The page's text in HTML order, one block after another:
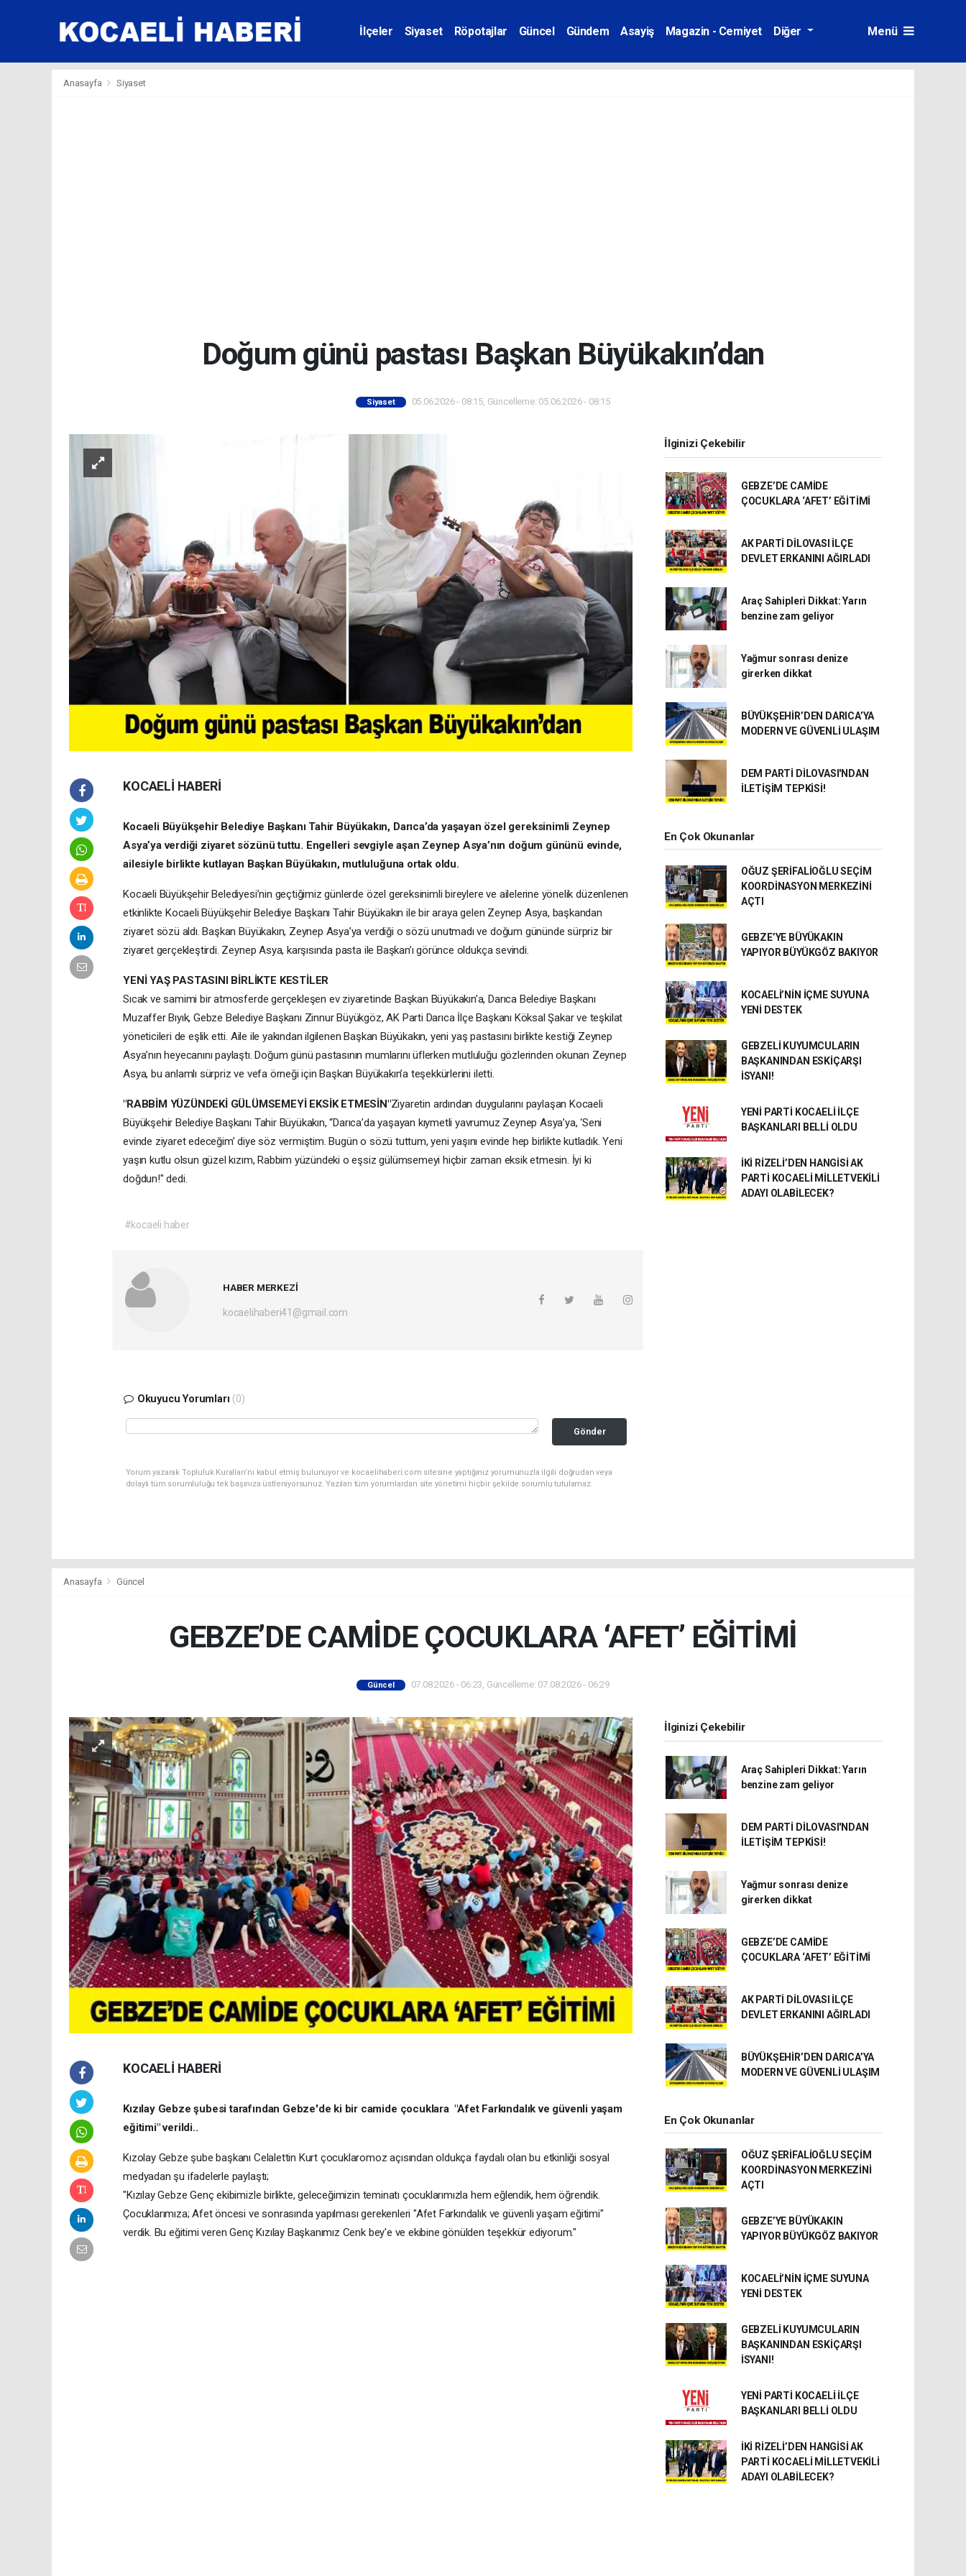
İlçeler Siyaset Röpotajlar Güncel Gündem Asayiş Magazin - Cemiyet Diğer Menü
Anasayfa Siyaset
Doğum günü pastası Başkan Büyükakın’dan
Siyaset 05.06.2026 - 08:15, Güncelleme: 05.06.2026 - 08:15
KOCAELİ HABERİ
Kocaeli Büyükşehir Belediye Başkanı Tahir Büyükakın, Darıca’da yaşayan özel gereksinimli Zeynep
Asya’ya verdiği ziyaret sözünü tuttu. Engelleri sevgiyle aşan Zeynep Asya’nın doğum gününü evinde,
ailesiyle birlikte kutlayan Başkan Büyükakın, mutluluğuna ortak oldu.
Kocaeli Büyükşehir Belediyesi’nin geçtiğimiz günlerde özel gereksinimli bireylere ve ailelerine yönelik düzenlenen
etkinlikte Kocaeli Büyükşehir Belediye Başkanı Tahir Büyükakın ile bir araya gelen Zeynep Asya, başkandan
ziyaret sözü aldı. Başkan Büyükakın, Zeynep Asya’ya verdiği o sözü unutmadı ve doğum gününde sürpriz bir
ziyaret gerçekleştirdi. Zeynep Asya, karşısında pasta ile Başkan’ı görünce oldukça sevindi.
YENİ YAŞ PASTASINI BİRLİKTE KESTİLER
Sıcak ve samimi bir atmosferde gerçekleşen ev ziyaretinde Başkan Büyükakın’a, Darıca Belediye Başkanı
Muzaffer Bıyık, Gebze Belediye Başkanı Zinnur Büyükgöz, AK Parti Darıca İlçe Başkanı Köksal Şakar ve teşkilat
yöneticileri de eşlik etti. Aile ile yakından ilgilenen Başkan Büyükakın, yeni yaş pastasını birlikte kestiği Zeynep
Asya’nın heyecanını paylaştı. Doğum günü pastasının mumlarını üflerken mutluluğu gözlerinden okunan Zeynep
Asya, bu anlamlı sürpriz ve vefa örneği için Başkan Büyükakın’a teşekkürlerini iletti.
"RABBİM YÜZÜNDEKİ GÜLÜMSEMEYİ EKSİK ETMESİN"Ziyaretin ardından duygularını paylaşan Kocaeli
Büyükşehir Belediye Başkanı Tahir Büyükakın, “Darıca’da yaşayan kıymetli yavrumuz Zeynep Asya’ya, ‘Seni
evinde ziyaret edeceğim’ diye söz vermiştim. Bugün o sözü tuttum, yeni yaşını evinde hep birlikte kutladık. Yeni
yaşın kutlu olsun güzel kızım, Rabbim yüzündeki o eşsiz gülümsemeyi hiçbir zaman eksik etmesin. İyi ki
doğdun!" dedi.
#kocaeli haber
HABER MERKEZİ
kocaelihaberi41@gmail.com
Okuyucu Yorumları (0)
Gönder
Yorum yazarak Topluluk Kuralları’nı kabul etmiş bulunuyor ve kocaelihaberi.com sitesine yaptığınız yorumunuzla ilgili doğrudan veya
dolaylı tüm sorumluluğu tek başınıza üstleniyorsunuz. Yazılan tüm yorumlardan site yönetimi hiçbir şekilde sorumlu tutulamaz.
İlginizi Çekebilir
GEBZE’DE CAMİDE
ÇOCUKLARA ‘AFET’ EĞİTİMİ
AK PARTİ DİLOVASI İLÇE
DEVLET ERKANINI AĞIRLADI
Araç Sahipleri Dikkat: Yarın
benzine zam geliyor
Yağmur sonrası denize
girerken dikkat
BÜYÜKŞEHİR’DEN DARICA’YA
MODERN VE GÜVENLİ ULAŞIM
DEM PARTİ DİLOVASI'NDAN
İLETİŞİM TEPKİSİ!
En Çok Okunanlar
OĞUZ ŞERİFALİOĞLU SEÇİM
KOORDİNASYON MERKEZİNİ
AÇTI
GEBZE’YE BÜYÜKAKIN
YAPIYOR BÜYÜKGÖZ BAKIYOR
KOCAELİ’NİN İÇME SUYUNA
YENİ DESTEK
GEBZELİ KUYUMCULARIN
BAŞKANINDAN ESKİÇARŞI
İSYANI!
YENİ PARTİ KOCAELİ İLÇE
BAŞKANLARI BELLİ OLDU
İKİ RİZELİ’DEN HANGİSİ AK
PARTİ KOCAELİ MİLLETVEKİLİ
ADAYI OLABİLECEK?
Anasayfa Güncel
GEBZE’DE CAMİDE ÇOCUKLARA ‘AFET’ EĞİTİMİ
Güncel 07.08.2026 - 06:23, Güncelleme: 07.08.2026 - 06:29
KOCAELİ HABERİ
Kızılay Gebze şubesi tarafından Gebze'de ki bir camide çocuklara "Afet Farkındalık ve güvenli yaşam
eğitimi" verildi..
Kızolay Gebze şube başkanı Celalettin Kurt çocuklaromoz açısından oldukça faydalı olan bu etkinliği sosyal
medyadan şu ifadelerle paylaştı;
"Kızılay Gebze Genç ekibimizle birlikte, geleceğimizin teminatı çocuklarımızla hem eğlendik, hem öğrendik.
Çocuklarımıza; Afet öncesi ve sonrasında yapılması gerekenleri "Afet Farkındalık ve güvenli yaşam eğitimi"
verdik. Bu eğitimi veren Genç Kızılay Başkanımız Cenk bey'e ve ekibine gönülden teşekkür ediyorum."
İlginizi Çekebilir
Araç Sahipleri Dikkat: Yarın
benzine zam geliyor
DEM PARTİ DİLOVASI'NDAN
İLETİŞİM TEPKİSİ!
Yağmur sonrası denize
girerken dikkat
GEBZE’DE CAMİDE
ÇOCUKLARA ‘AFET’ EĞİTİMİ
AK PARTİ DİLOVASI İLÇE
DEVLET ERKANINI AĞIRLADI
BÜYÜKŞEHİR’DEN DARICA’YA
MODERN VE GÜVENLİ ULAŞIM
En Çok Okunanlar
OĞUZ ŞERİFALİOĞLU SEÇİM
KOORDİNASYON MERKEZİNİ
AÇTI
GEBZE’YE BÜYÜKAKIN
YAPIYOR BÜYÜKGÖZ BAKIYOR
KOCAELİ’NİN İÇME SUYUNA
YENİ DESTEK
GEBZELİ KUYUMCULARIN
BAŞKANINDAN ESKİÇARŞI
İSYANI!
YENİ PARTİ KOCAELİ İLÇE
BAŞKANLARI BELLİ OLDU
İKİ RİZELİ’DEN HANGİSİ AK
PARTİ KOCAELİ MİLLETVEKİLİ
ADAYI OLABİLECEK?